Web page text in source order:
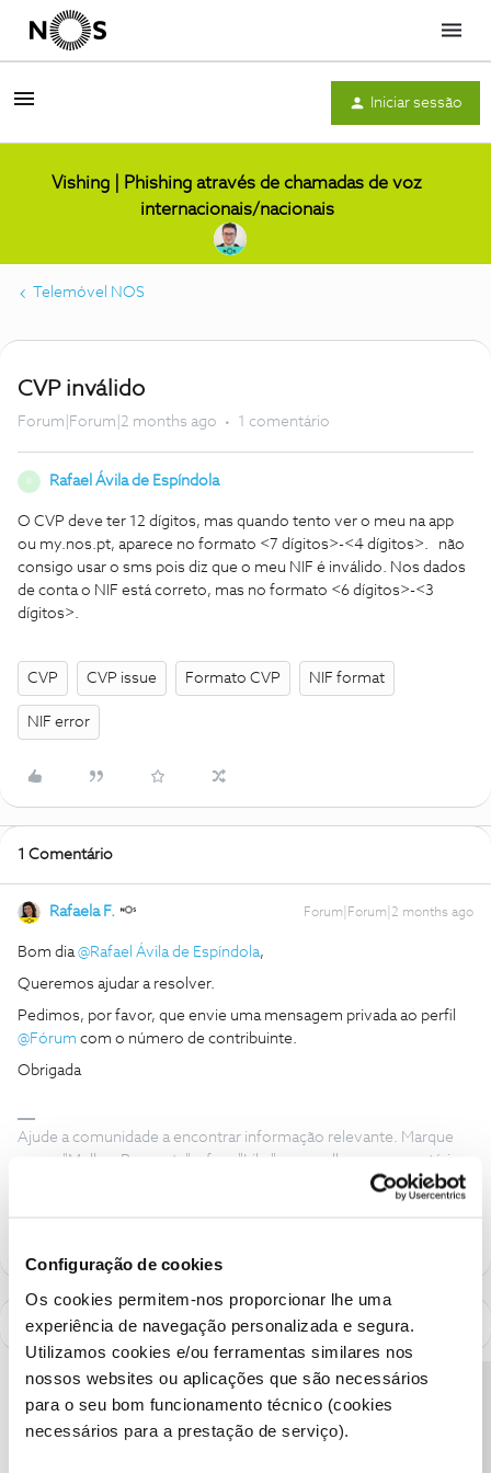
Configuração de cookies
Os cookies permitem-nos proporcionar lhe uma
experiência de navegação personalizada e segura.
Utilizamos cookies e/ou ferramentas similares nos
nossos websites ou aplicações que são necessários
para o seu bom funcionamento técnico (cookies
necessários para a prestação de serviço).
Menu
Iniciar sessão
Vishing | Phishing através de chamadas de voz
internacionais/nacionais
Telemóvel NOS
CVP inválido
Forum|Forum|2 months ago 1 comentário
R Rafael Ávila de Espíndola
O CVP deve ter 12 dígitos, mas quando tento ver o meu na app
ou my.nos.pt, aparece no formato <7 dígitos>-<4 dígitos>. não
consigo usar o sms pois diz que o meu NIF é inválido. Nos dados
de conta o NIF está correto, mas no formato <6 dígitos>-<3
dígitos>.
CVP CVP issue Formato CVP NIF format
NIF error
1 Comentário
Rafaela F. Forum|Forum|2 months ago
Bom dia ​@Rafael Ávila de Espíndola,
Queremos ajudar a resolver.
Pedimos, por favor, que envie uma mensagem privada ao perfil ​
@Fórum com o número de contribuinte.
Obrigada
Ajude a comunidade a encontrar informação relevante. Marque
como "Melhor Resposta" e faça "Like" nos melhores comentários.
Siga os perfis da moderação, através da opção "Seguir", para estar